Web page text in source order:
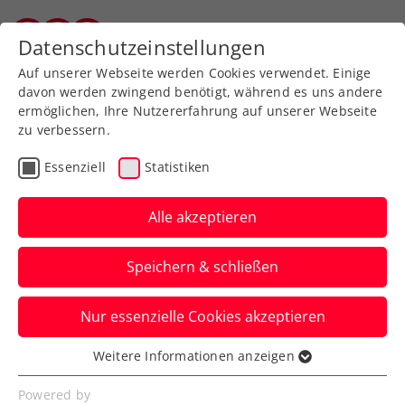
Zurück zur Newsübersicht
Turniere
NÖ Open powered by
EVN: ÖTV-Titelchance in
Tulln im Doppel noch
intakt
Maximilian Neuchrist macht sich mit
Tristan-Samuel Weissborn gegen
Alexander Erler und Lucas Miedler den
Datenschutzeinstellungen
Auf unserer Webseite werden Cookies verwendet. Einige
davon werden zwingend benötigt, während es uns andere
ermöglichen, Ihre Nutzererfahrung auf unserer Webseite
zu verbessern.
Essenziell Statistiken
Alle akzeptieren
Speichern & schließen
Nur essenzielle Cookies akzeptieren
Essenziell
Essenzielle Cookies werden für grundlegende
Weitere Informationen anzeigen
Powered by